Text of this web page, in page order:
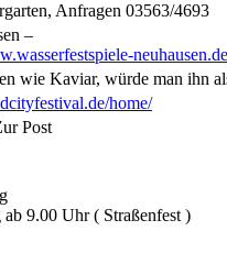
Anfragen 03563/4693
–
neuhausen.de
wie Kaviar, würde man ihn
home/
Post
9.00 Uhr ( Straßenfest )